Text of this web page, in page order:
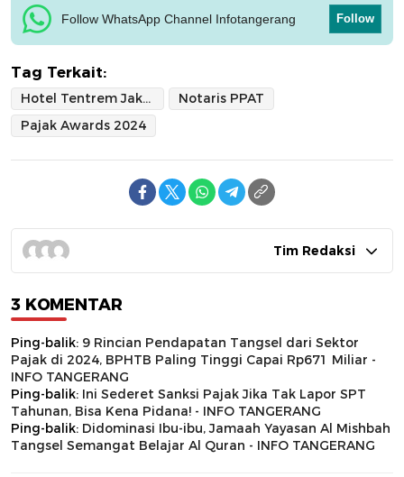
Follow WhatsApp Channel Infotangerang Follow
Tag Terkait:
Hotel Tentrem Jakarta
Notaris PPAT
Pajak Awards 2024
Tim Redaksi
3 KOMENTAR
Ping-balik: 9 Rincian Pendapatan Tangsel dari Sektor
Pajak di 2024, BPHTB Paling Tinggi Capai Rp671 Miliar -
INFO TANGERANG
Ping-balik: Ini Sederet Sanksi Pajak Jika Tak Lapor SPT
Tahunan, Bisa Kena Pidana! - INFO TANGERANG
Ping-balik: Didominasi Ibu-ibu, Jamaah Yayasan Al Mishbah
Tangsel Semangat Belajar Al Quran - INFO TANGERANG